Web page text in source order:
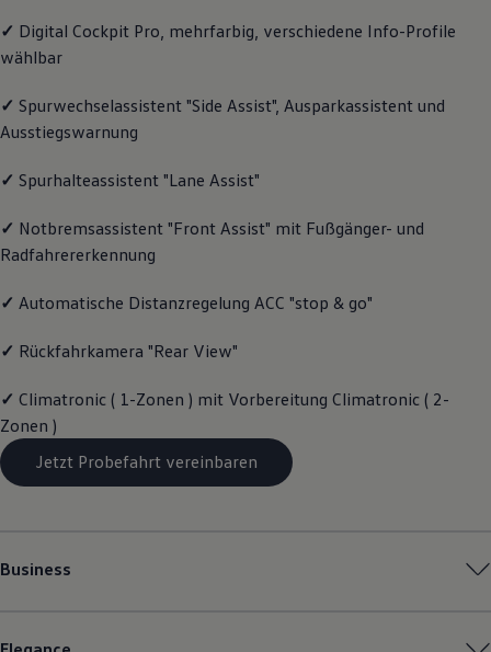
Über Ihr Auto
Vorgängermodelle
Warn- und Kontrollleuchten
Digitale Betriebsanleitung
Magazin
Transport
Familie
Elektromobilität
Pannen- und Unfallhilfe
Volkswagen Kundenbetreuung
✓ Digital Cockpit Pro, mehrfarbig, verschiedene Info-Profile
wählbar
✓ Spurwechselassistent "Side Assist", Ausparkassistent und
Ausstiegswarnung
✓ Spurhalteassistent "Lane Assist"
✓ Notbremsassistent "Front Assist" mit Fußgänger- und
Radfahrererkennung
✓ Automatische Distanzregelung ACC "stop & go"
✓ Rückfahrkamera "Rear View"
✓ Climatronic ( 1-Zonen ) mit Vorbereitung Climatronic ( 2-
Zonen )
Jetzt Probefahrt vereinbaren
Business